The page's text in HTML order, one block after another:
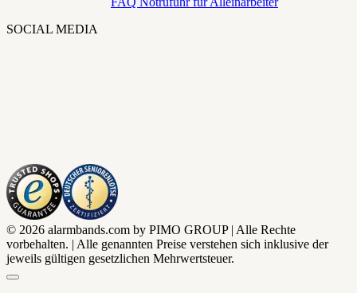
SOCIAL MEDIA
© 2026 alarmbands.com by PIMO GROUP | Alle Rechte
vorbehalten. | Alle genannten Preise verstehen sich inklusive der
jeweils gültigen gesetzlichen Mehrwertsteuer.